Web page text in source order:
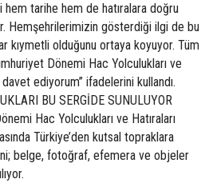
tarihe hem de hatıralara doğru
Hemşehrilerimizin gösterdiği ilgi de bu
kıymetli olduğunu ortaya koyuyor. Tüm
Dönemi Hac Yolculukları ve
ediyorum” ifadelerini kullandı.
BU SERGİDE SUNULUYOR
Hac Yolculukları ve Hatıraları
Türkiye’den kutsal topraklara
belge, fotoğraf, efemera ve objeler